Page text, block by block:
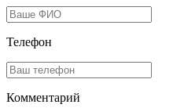
Телефон
Комментарий